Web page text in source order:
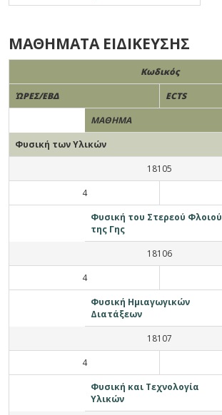
ΜΑΘΗΜΑΤΑ ΕΙΔΙΚΕΥΣΗΣ
Κωδικός
ΏΡΕΣ/ΕΒΔ
ECTS
ΜΑΘΗΜΑ
Φυσική των Υλικών
18105
4
Φυσική του Στερεού Φλοιού
της Γης
18106
4
Φυσική Ημιαγωγικών
Διατάξεων
18107
4
Φυσική και Τεχνολογία
Υλικών